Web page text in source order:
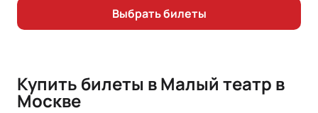
Выбрать билеты
Купить билеты в Малый театр в
Москве